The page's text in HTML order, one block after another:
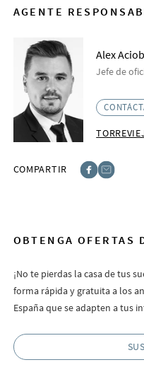
AGENTE
Alex
Jefe de
COMPARTIR
OBTENGA OFERTAS
¡No te pierdas la casa de tus
forma rápida y gratuita a los
España que se adapten a tus